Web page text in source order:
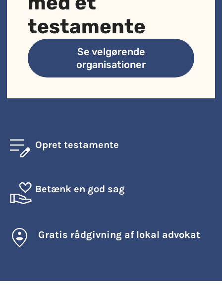
testamente
Se velgørende
organisationer
Opret testamente
Betænk en god sag
Gratis rådgivning af lokal advokat